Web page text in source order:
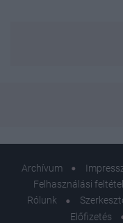
Archívum
Felhasználási
Rólunk
Előfizetés